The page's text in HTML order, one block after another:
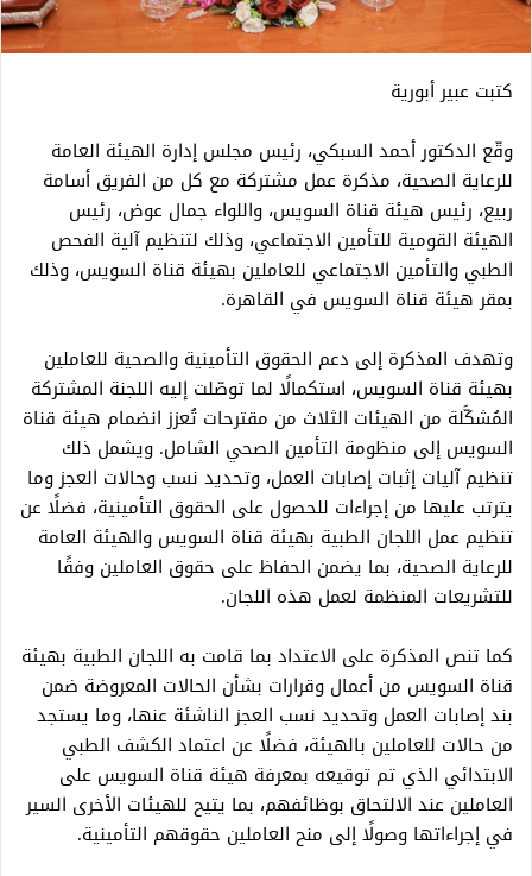
كتبت عبير أبورية
وقّع الدكتور أحمد السبكي، رئيس مجلس إدارة الهيئة العامة
للرعاية الصحية، مذكرة عمل مشتركة مع كل من الفريق أسامة
ربيع، رئيس هيئة قناة السويس، واللواء جمال عوض، رئيس
الهيئة القومية للتأمين الاجتماعي، وذلك لتنظيم آلية الفحص
الطبي والتأمين الاجتماعي للعاملين بهيئة قناة السويس، وذلك
بمقر هيئة قناة السويس في القاهرة.
وتهدف المذكرة إلى دعم الحقوق التأمينية والصحية للعاملين
بهيئة قناة السويس، استكمالًا لما توصّلت إليه اللجنة المشتركة
المُشكَّلة من الهيئات الثلاث من مقترحات تُعزز انضمام هيئة قناة
السويس إلى منظومة التأمين الصحي الشامل. ويشمل ذلك
تنظيم آليات إثبات إصابات العمل، وتحديد نسب وحالات العجز وما
يترتب عليها من إجراءات للحصول على الحقوق التأمينية، فضلًا عن
تنظيم عمل اللجان الطبية بهيئة قناة السويس والهيئة العامة
للرعاية الصحية، بما يضمن الحفاظ على حقوق العاملين وفقًا
للتشريعات المنظمة لعمل هذه اللجان.
كما تنص المذكرة على الاعتداد بما قامت به اللجان الطبية بهيئة
قناة السويس من أعمال وقرارات بشأن الحالات المعروضة ضمن
بند إصابات العمل وتحديد نسب العجز الناشئة عنها، وما يستجد
من حالات للعاملين بالهيئة، فضلًا عن اعتماد الكشف الطبي
الابتدائي الذي تم توقيعه بمعرفة هيئة قناة السويس على
العاملين عند الالتحاق بوظائفهم، بما يتيح للهيئات الأخرى السير
في إجراءاتها وصولًا إلى منح العاملين حقوقهم التأمينية.